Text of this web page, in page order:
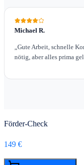
Michael R.
Gute Arbeit, schnelle
nötig, aber alles prima
Förder-Check
149 €